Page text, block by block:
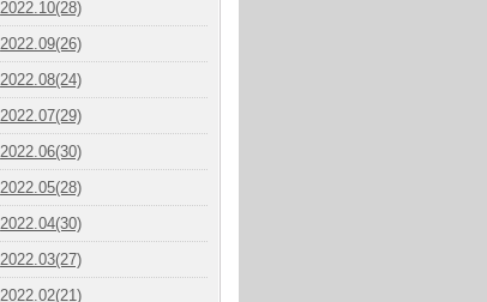
2022.10(28)
2022.09(26)
2022.08(24)
2022.07(29)
2022.06(30)
2022.05(28)
2022.04(30)
2022.03(27)
2022.02(21)